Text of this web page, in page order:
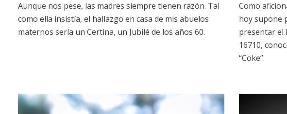
Aunque nos pese, las madres siempre tienen razón. Tal
como ella insistía, el hallazgo en casa de mis abuelos
maternos sería un Certina, un Jubilé de los años 60.
Como
hoy supone
presentar el
16710,
“Coke”.